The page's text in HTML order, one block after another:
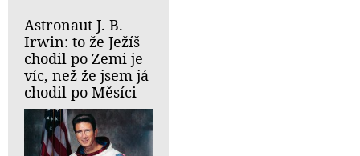
Astronaut J. B.
Irwin: to že Ježíš
chodil po Zemi je
víc, než že jsem já
chodil po Měsíci